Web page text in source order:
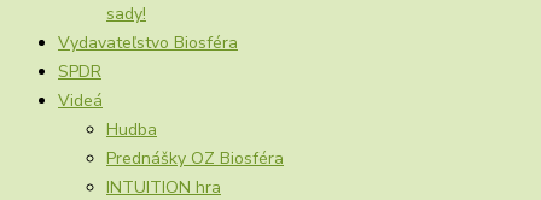
sady!
Vydavateľstvo Biosféra
SPDR
Videá
Hudba
Prednášky OZ Biosféra
INTUITION hra